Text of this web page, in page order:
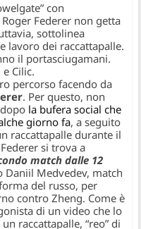
con
Federer non getta
sottolinea
lavoro dei raccattapalle.
il portasciugamani.
Cilic.
percorso facendo da
. Per questo, non
la bufera social che
giorno fa, a seguito
raccattapalle durante il
si trova a
match dalle 12
Daniil Medvedev, match
del russo, per
contro Zheng. Come è
di un video che lo
raccattapalle, “reo” di